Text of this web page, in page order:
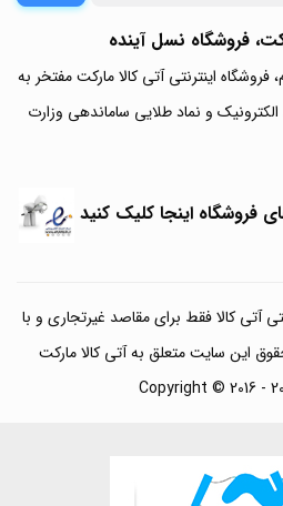
فروشگاه نسل آینده
اینترنتی آتی کالا مارکت مفتخر به
و نماد طلایی ساماندهی وزارت
فروشگاه اینجا کلیک کنید
آتی کالا فقط برای مقاصد غیرتجاری و با
این سایت متعلق به آتی کالا مارکت